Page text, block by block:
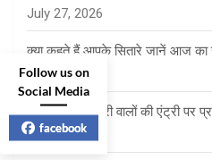
July 27, 2026
क्या कहते हैं आपके सितारे जानें आज का
July 24, 2026
साई पंचायत में फेरी वालों की एंट्री पर
July 23, 2026
Follow us on
Social Media
facebook